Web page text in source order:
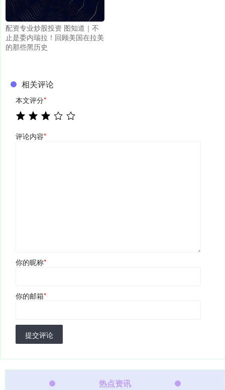
配资专业炒股投资 图知道｜不
止是委内瑞拉！回顾美国在拉美
的那些黑历史
相关评论
本文评分*
评论内容*
你的昵称*
你的邮箱*
提交评论
热点资讯